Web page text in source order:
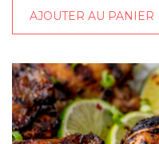
AJOUTER AU PANIER